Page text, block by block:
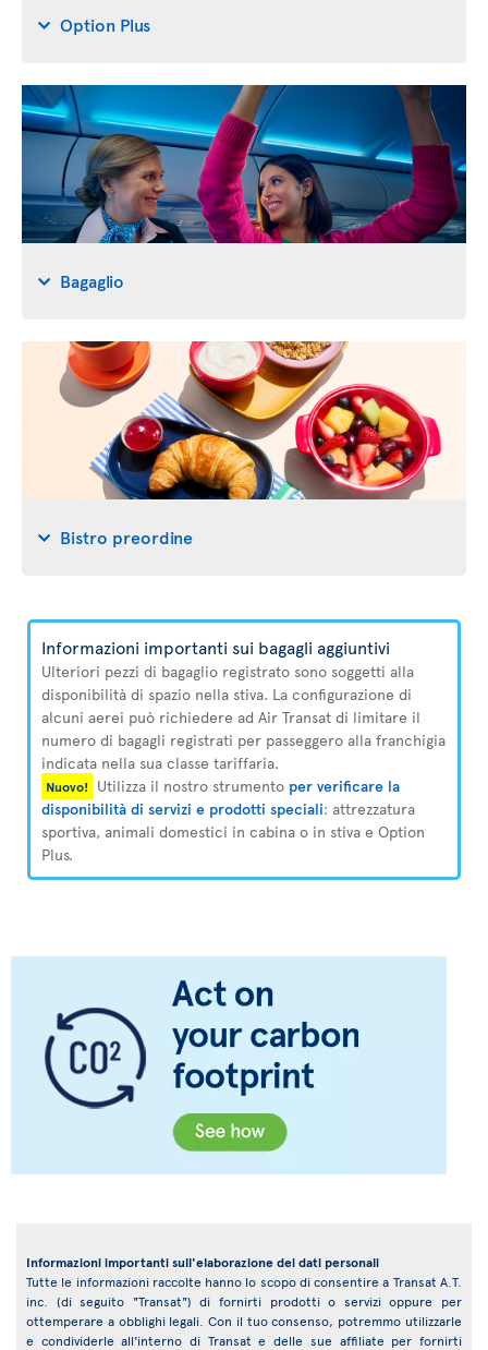
Option Plus
Bagaglio
Bistro preordine
Informazioni importanti sui bagagli aggiuntivi
Ulteriori pezzi di bagaglio registrato sono soggetti alla
disponibilità di spazio nella stiva. La configurazione di
alcuni aerei può richiedere ad Air Transat di limitare il
numero di bagagli registrati per passeggero alla franchigia
indicata nella sua classe tariffaria.
Nuovo! Utilizza il nostro strumento per verificare la
disponibilità di servizi e prodotti speciali: attrezzatura
sportiva, animali domestici in cabina o in stiva e Option
Plus.
Informazioni importanti sull'elaborazione dei dati personali
Tutte le informazioni raccolte hanno lo scopo di consentire a Transat A.T.
inc. (di seguito "Transat") di fornirti prodotti o servizi oppure per
ottemperare a obblighi legali. Con il tuo consenso, potremmo utilizzarle
e condividerle all'interno di Transat e delle sue affiliate per fornirti